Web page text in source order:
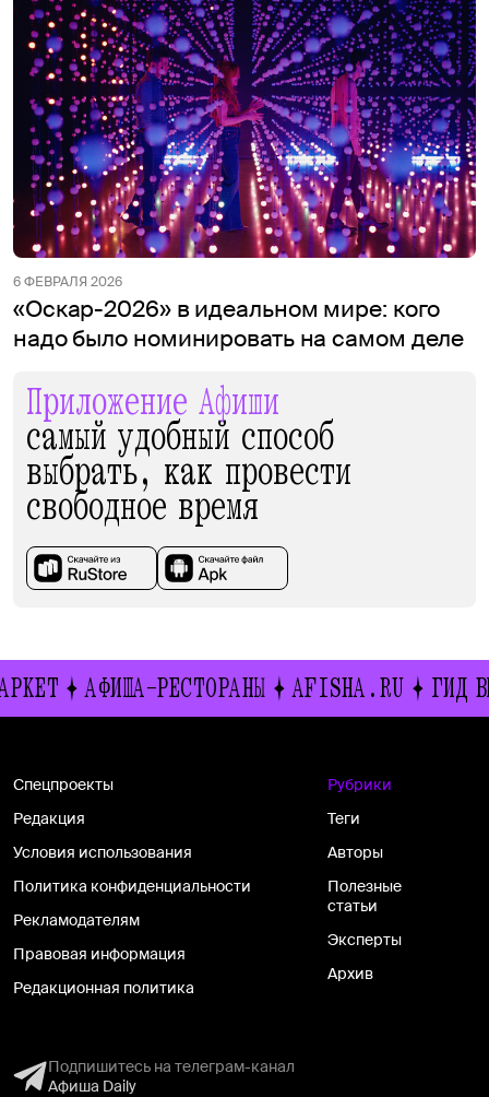
6 ФЕВРАЛЯ 2026
«Оскар-2026» в идеальном мире: кого
надо было номинировать на самом деле
Приложение Афиши
самый удобный способ
выбрать, как провести
свободное время
АФИША-РЕСТОРАНЫ AFISHA.RU ГИД
Спецпроекты
Редакция
Условия использования
Политика конфиденциальности
Рекламодателям
Правовая информация
Редакционная политика
Рубрики
Теги
Авторы
Полезные
статьи
Эксперты
Архив
Подпишитесь на телеграм-канал
Афиша Daily